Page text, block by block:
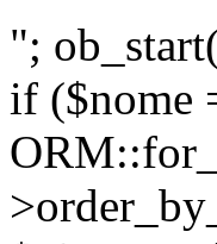
";
if ($nome